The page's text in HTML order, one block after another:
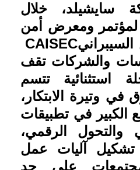
سايشيلد، خلال
لمؤتمر ومعرض أمن
السيبرانيCAISEC
والشركات تقف
استثنائية تتسم
وتيرة الابتكار،
الكبير في تطبيقات
والتحول الرقمي،
تشكيل آليات عمل
على حد